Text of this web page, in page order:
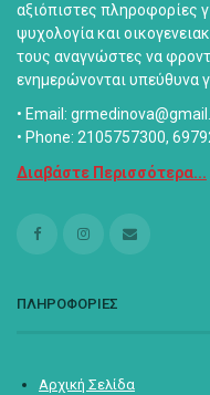
αξιόπιστες πληροφορίες
ψυχολογία και
τους αναγνώστες να
ενημερώνονται υπεύθυνα
• Email:
• Phone: 2105757300,
Διαβάστε Περισσότερα...
ΠΛΗΡΟΦΟΡΙΕΣ
Αρχική Σελίδα